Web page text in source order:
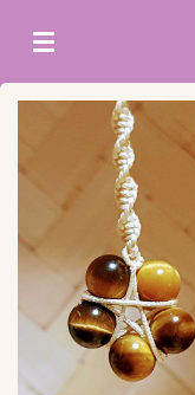
direct
naar
hoofdinhoud